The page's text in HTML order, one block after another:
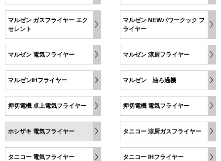
マルゼン ガスフライヤー エク
セレント
マルゼン NEWパワークック フ
ライヤー
マルゼン 電気フライヤー マルゼン 涼厨フライヤー
マルゼンIHフライヤー マルゼン 油ろ過機
押切電機 卓上電気フライヤー 押切電機 電気フライヤー
ホシザキ 電気フライヤー タニコー 涼厨ガスフライヤー
タニコー 電気フライヤー タニコー IHフライヤー